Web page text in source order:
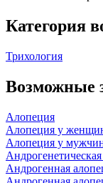
Категория
Трихология
Возможные
Алопеция
Алопеция у
Алопеция у
Андрогенная